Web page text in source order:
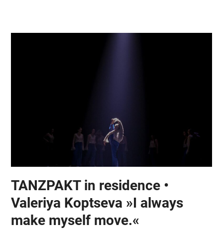
TANZPAKT in residence •
Valeriya Koptseva »I always
make myself move.«